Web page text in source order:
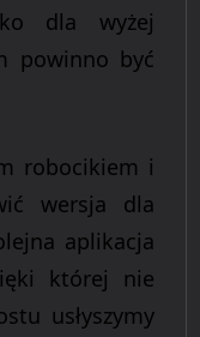
dla wyżej
powinno być
robocikiem i
wersja dla
aplikacja
której nie
usłyszymy